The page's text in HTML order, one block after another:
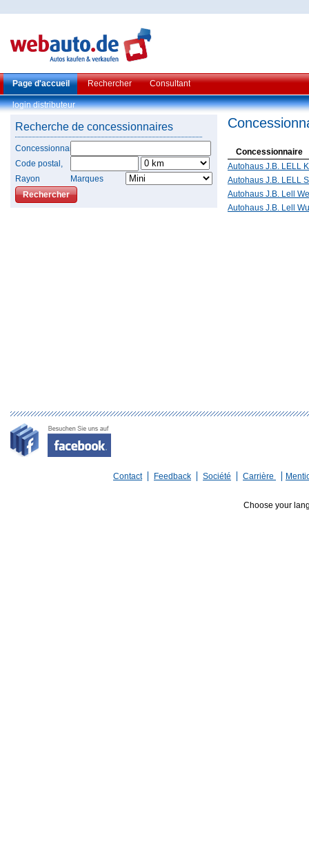
Page d'accueil Rechercher Consultant
login distributeur
Recherche de concessionnaires
Concessionnaire
Code postal,
Rayon
Marques
Concessionnaire
Autohaus J.B. LELL
Autohaus J.B. LELL
Autohaus J.B. Lell
Autohaus J.B. Lell
Contact Feedback Société Carrière
Choose your